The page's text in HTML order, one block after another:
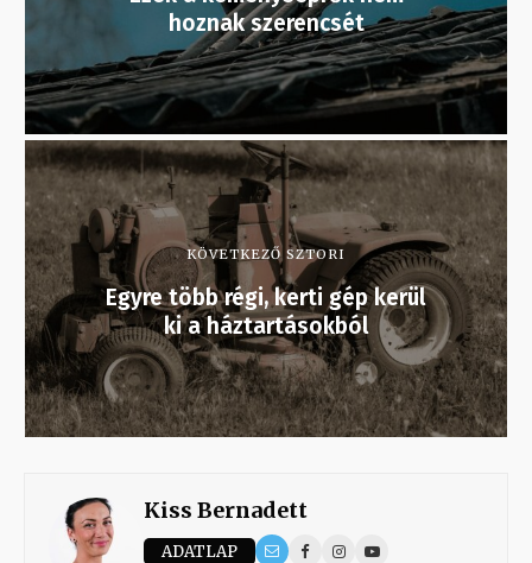
hoznak szerencsét
KÖVETKEZŐ SZTORI
Egyre több régi, kerti gép kerül
ki a háztartásokból
Kiss Bernadett
ADATLAP